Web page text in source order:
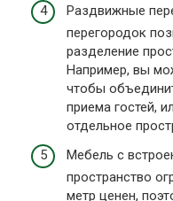
Раздвижные
перегородок
разделение
Например, вы
чтобы
приема гостей,
отдельное
Мебель с
пространство
метр ценен,